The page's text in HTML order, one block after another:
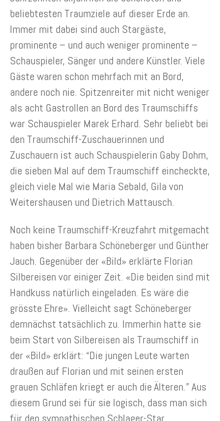
beliebtesten Traumziele auf dieser Erde an.
Immer mit dabei sind auch Stargäste,
prominente – und auch weniger prominente –
Schauspieler, Sänger und andere Künstler. Viele
Gäste waren schon mehrfach mit an Bord,
andere noch nie. Spitzenreiter mit nicht weniger
als acht Gastrollen an Bord des Traumschiffs
war Schauspieler Marek Erhard. Sehr beliebt bei
den Traumschiff-Zuschauerinnen und
Zuschauern ist auch Schauspielerin Gaby Dohm,
die sieben Mal auf dem Traumschiff eincheckte,
gleich viele Mal wie Maria Sebald, Gila von
Weitershausen und Dietrich Mattausch.
Noch keine Traumschiff-Kreuzfahrt mitgemacht
haben bisher Barbara Schöneberger und Günther
Jauch. Gegenüber der «Bild» erklärte Florian
Silbereisen vor einiger Zeit. «Die beiden sind mit
Handkuss natürlich eingeladen. Es wäre die
grösste Ehre». Vielleicht sagt Schöneberger
demnächst tatsächlich zu. Immerhin hatte sie
beim Start von Silbereisen als Traumschiff in
der «Bild» erklärt: “Die jungen Leute warten
draußen auf Florian und mit seinen ersten
grauen Schläfen kriegt er auch die Älteren.” Aus
diesem Grund sei für sie logisch, dass man sich